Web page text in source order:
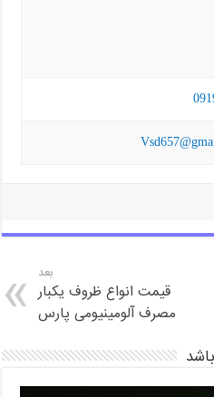
بعد
قیمت انواع ظروف یکبار
مصرف آلومینیومی پارس